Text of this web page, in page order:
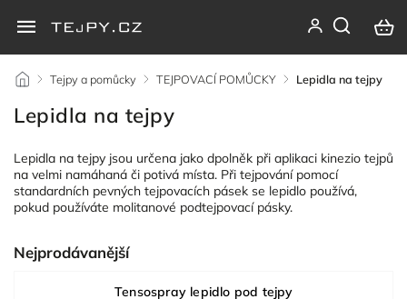
/ Tejpy a pomůcky / TEJPOVACÍ POMŮCKY / Lepidla na tejpy
Lepidla na tejpy
Lepidla na tejpy jsou určena jako dpolněk při aplikaci kinezio tejpů
na velmi namáhaná či potivá místa. Při tejpování pomocí
standardních pevných tejpovacích pásek se lepidlo používá,
pokud používáte molitanové podtejpovací pásky.
Nejprodávanější
Tensospray lepidlo pod tejpy